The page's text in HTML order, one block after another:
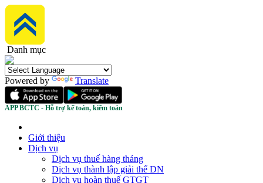
Danh mục
Powered by Translate
APP BCTC - Hỗ trợ kế toán, kiểm toán
Giới thiệu
Dịch vụ
Dịch vụ thuế hàng tháng
Dịch vụ thành lập giải thể DN
Dịch vụ hoàn thuế GTGT